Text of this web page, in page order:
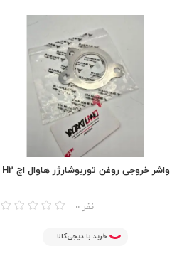
واشر خروجی روغن توربوشارژر هاوال اچ H2
0 نفر
خرید با دیجی‌کالا